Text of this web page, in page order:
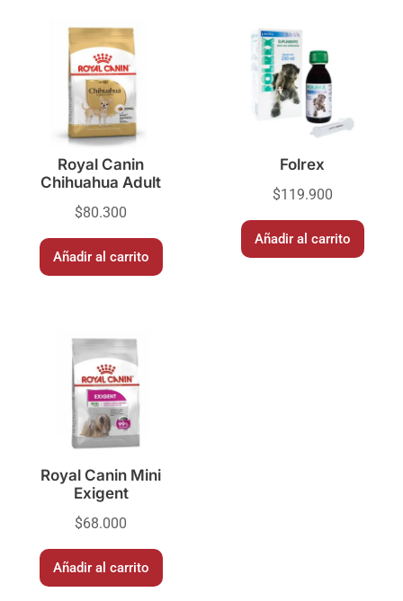
Royal Canin
Chihuahua Adult
$80.300
Añadir al carrito
Folrex
$119.900
Añadir al carrito
Royal Canin Mini
Exigent
$68.000
Añadir al carrito